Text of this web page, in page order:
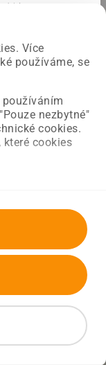
Více
používáme, se
nezbytné"
cookies.
cookies
opravujeme.
stránku.
strana